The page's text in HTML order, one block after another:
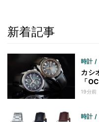
新着記事
時計 /
カシ
「
19分前
時計 /